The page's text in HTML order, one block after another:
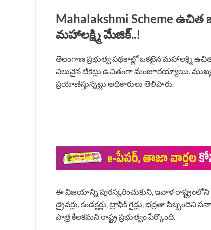
Mahalakshmi Scheme
మహాలక్ష్మి మేజిక్..!
తెలంగాణ ప్రభుత్వ పథకాల్లో ఒకటైన మహాలక్ష్మి ఉచిత
విలువైన టికెట్లు ఉచితంగా మంజూరయ్యాయి.
ప్రయాణిస్తున్నట్లు అధికారులు తెలిపారు.
ఈ విజయాన్ని పురస్కరించుకుని, ఇవాళ రాష్ట్రంలోని
డ్రైవర్లు, కండక్టర్లు, ట్రాఫిక్ గైడ్లు, భద్రతా
పాత్ర కీలకమని రాష్ట్ర ప్రభుత్వం పేర్కొంది.